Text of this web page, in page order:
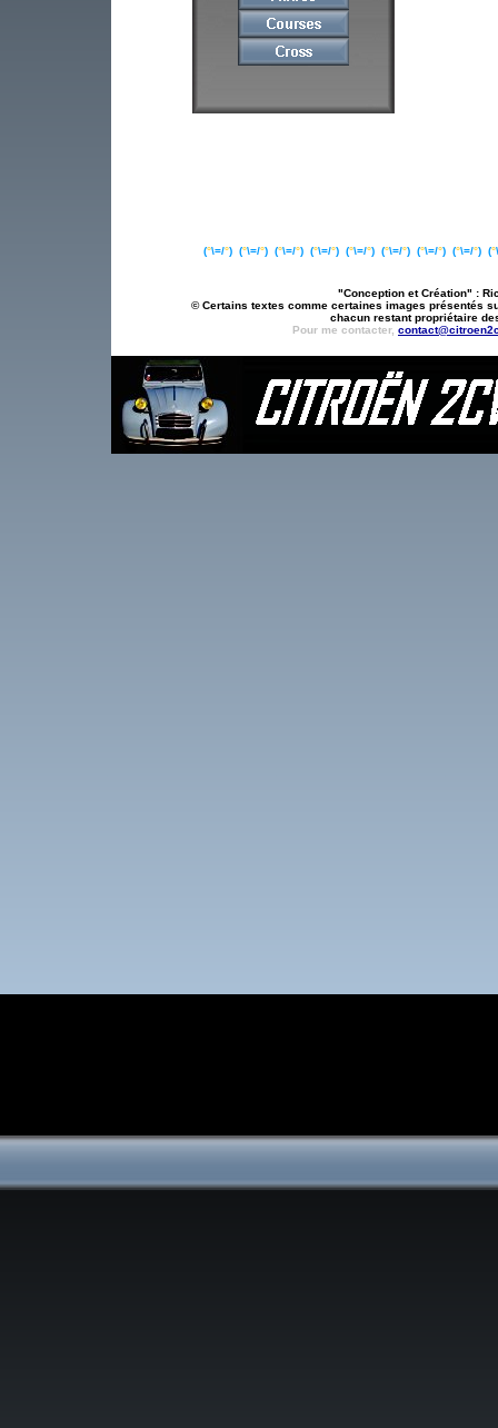
(°\=/°) (°\=/°) (°\=/°) (°\=/°) (°\=/°) (°\=/°) (°\=/°) (°\=/°) (°
"Conception et Création" :
© Certains textes comme certaines images présentés
chacun restant propriétaire
Pour me contacter,